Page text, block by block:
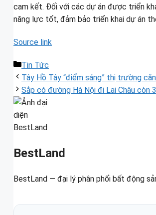
cam kết. Đối với các dự án được triển
năng lực tốt, đảm bảo triển khai dự án
Source link
Danh
mục
Tin Tức
Tây Hồ Tây “điểm sáng” thị trường
Sắp có đường Hà Nội đi Lai Châu còn
BestLand
BestLand — đại lý phân phối bất động